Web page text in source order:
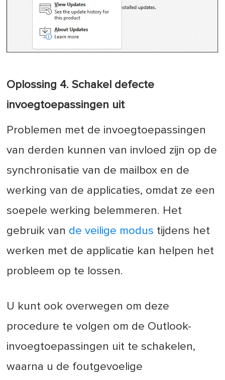
Oplossing 4. Schakel defecte
invoegtoepassingen uit
Problemen met de invoegtoepassingen
van derden kunnen van invloed zijn op de
synchronisatie van de mailbox en de
werking van de applicaties, omdat ze een
soepele werking belemmeren. Het
gebruik van de veilige modus tijdens het
werken met de applicatie kan helpen het
probleem op te lossen.
U kunt ook overwegen om deze
procedure te volgen om de Outlook-
invoegtoepassingen uit te schakelen,
waarna u de foutgevoelige